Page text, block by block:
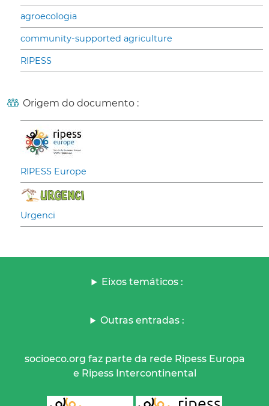
agroecologia
community-supported agriculture
RIPESS
Origem do documento :
RIPESS Europe
Urgenci
Eixos temáticos :
Outras entradas :
socioeco.org faz parte da rede Ripess Europa
e Ripess Intercontinental